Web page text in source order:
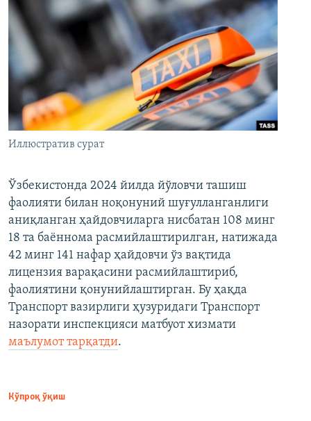
Иллюстратив сурат
Ўзбекистонда 2024 йилда йўловчи ташиш
фаолияти билан ноқонуний шуғулланганлиги
аниқланган ҳайдовчиларга нисбатан 108 минг
18 та баённома расмийлаштирилган, натижада
42 минг 141 нафар ҳайдовчи ўз вақтида
лицензия варақасини расмийлаштириб,
фаолиятини қонунийлаштирган. Бу ҳақда
Транспорт вазирлиги ҳузуридаги Транспорт
назорати инспекцияси матбуот хизмати
маълумот тарқатди.
Кўпроқ ўқиш